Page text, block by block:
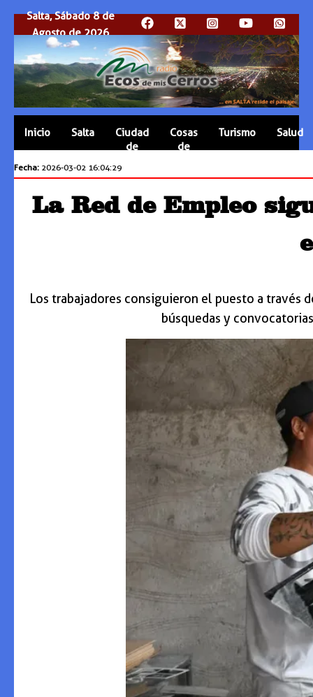
Salta, Sábado 8 de
Agosto de 2026
Inicio Salta
Ciudad
de
Cosas
de
Turismo Salud
Fecha: 2026-03-02 16:04:29
La Red de Empleo
Los trabajadores consiguieron el puesto a través
búsquedas y